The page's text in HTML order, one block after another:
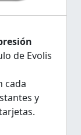
de Evolis
cada
y